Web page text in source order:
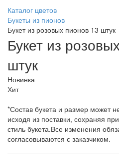
Каталог цветов
Букеты из пионов
Букет из розовых пионов 13 штук
Букет из
штук
Новинка
Хит
*Состав букета и размер может
исходя из поставки, сохраняя
стиль букета.Все изменения
согласовываются с заказчиком.